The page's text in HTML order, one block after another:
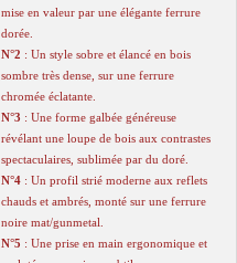
mise en valeur par une élégante ferrure
dorée.
N°2 : Un style sobre et élancé en bois
sombre très dense, sur une ferrure
chromée éclatante.
N°3 : Une forme galbée généreuse
révélant une loupe de bois aux contrastes
spectaculaires, sublimée par du doré.
N°4 : Un profil strié moderne aux reflets
chauds et ambrés, monté sur une ferrure
noire mat/gunmetal.
N°5 : Une prise en main ergonomique et